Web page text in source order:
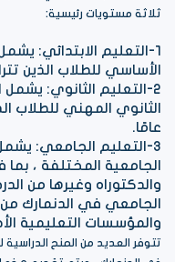
ثلاثة مستويات رئيسية:
1-التعليم الابتدائي:
الأساسي للطلاب الذين تتراوح
2-التعليم الثانوي: يشمل
عامًا.
3-التعليم الجامعي:
الجامعية المختلفة ،
والدكتوراه وغيرها من
الجامعي في الدنمارك من
والمؤسسات التعليمية
تتوفر العديد من المنح الدراسية